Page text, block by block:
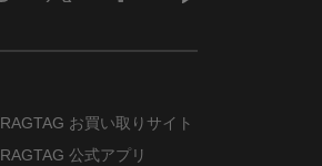
RAGTAG お買い取りサイト
RAGTAG 公式アプリ